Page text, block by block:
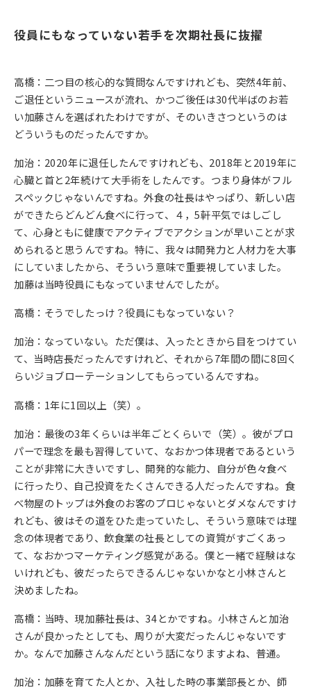
役員にもなっていない若手を次期社長に抜擢
高橋：二つ目の核心的な質問なんですけれども、突然4年前、
ご退任というニュースが流れ、かつご後任は30代半ばのお若
い加藤さんを選ばれたわけですが、そのいきさつというのは
どういうものだったんですか。
加治：2020年に退任したんですけれども、2018年と2019年に
心臓と首と2年続けて大手術をしたんです。つまり身体がフル
スペックじゃないんですね。外食の社長はやっぱり、新しい店
ができたらどんどん食べに行って、４，5軒平気ではしごし
て、心身ともに健康でアクティブでアクションが早いことが求
められると思うんですね。特に、我々は開発力と人材力を大事
にしていましたから、そういう意味で重要視していました。
加藤は当時役員にもなっていませんでしたが。
高橋：そうでしたっけ？役員にもなっていない？
加治：なっていない。ただ僕は、入ったときから目をつけてい
て、当時店長だったんですけれど、それから7年間の間に8回く
らいジョブローテーションしてもらっているんですね。
高橋：1年に1回以上（笑）。
加治：最後の3年くらいは半年ごとくらいで（笑）。彼がプロ
パーで理念を最も習得していて、なおかつ体現者であるという
ことが非常に大きいですし、開発的な能力、自分が色々食べ
に行ったり、自己投資をたくさんできる人だったんですね。食
べ物屋のトップは外食のお客のプロじゃないとダメなんですけ
れども、彼はその道をひた走っていたし、そういう意味では理
念の体現者であり、飲食業の社長としての資質がすごくあっ
て、なおかつマーケティング感覚がある。僕と一緒で経験はな
いけれども、彼だったらできるんじゃないかなと小林さんと
決めましたね。
高橋：当時、現加藤社長は、34とかですね。小林さんと加治
さんが良かったとしても、周りが大変だったんじゃないです
か。なんで加藤さんなんだという話になりますよね、普通。
加治：加藤を育てた人とか、入社した時の事業部長とか、師